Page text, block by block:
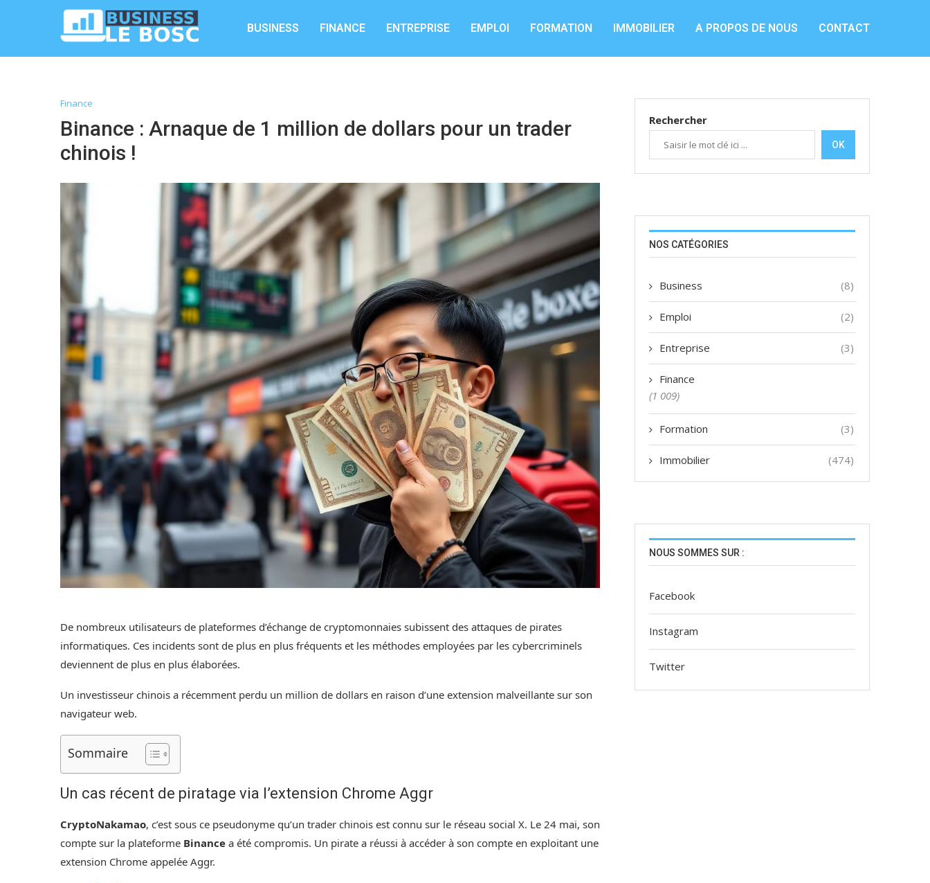
BUSINESS FINANCE ENTREPRISE EMPLOI FORMATION IMMOBILIER A PROPOS DE NOUS CONTACT
Finance
Binance : Arnaque de 1 million de dollars pour un trader
chinois !
De nombreux utilisateurs de plateformes d’échange de cryptomonnaies subissent des attaques de pirates
informatiques. Ces incidents sont de plus en plus fréquents et les méthodes employées par les cybercriminels
deviennent de plus en plus élaborées.
Un investisseur chinois a récemment perdu un million de dollars en raison d’une extension malveillante sur son
navigateur web.
Sommaire
Un cas récent de piratage via l’extension Chrome Aggr
CryptoNakamao, c’est sous ce pseudonyme qu’un trader chinois est connu sur le réseau social X. Le 24 mai, son
compte sur la plateforme Binance a été compromis. Un pirate a réussi à accéder à son compte en exploitant une
extension Chrome appelée Aggr.
Rechercher
OK
NOS CATÉGORIES
Business (8)
Emploi (2)
Entreprise (3)
Finance
(1 009)
Formation (3)
Immobilier (474)
NOUS SOMMES SUR :
Facebook
Instagram
Twitter